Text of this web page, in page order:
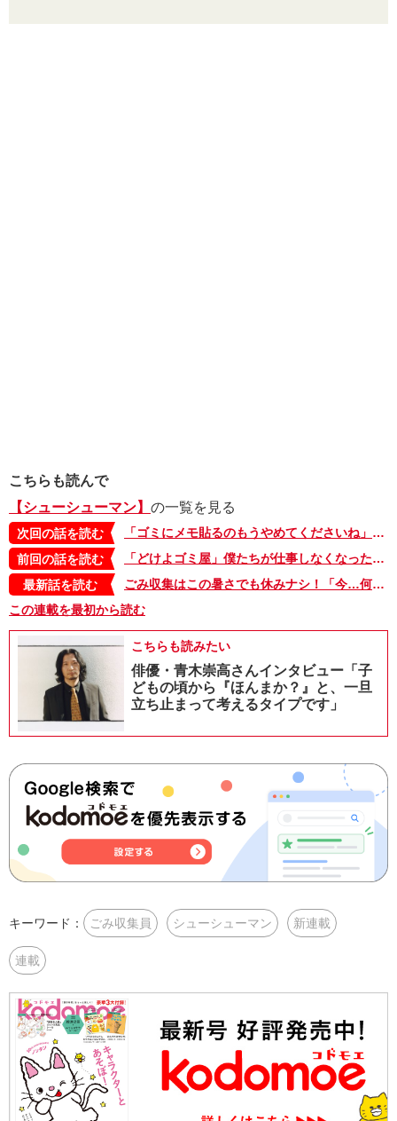
こちらも読んで
【シューシューマン】 の一覧を見る
次回の話を読む
「ゴミにメモ貼るのもうやめてくださいね」ついにメモの謎が明らかに！【シューシューマン・4】
前回の話を読む
「どけよゴミ屋」僕たちが仕事しなくなったら多分みなさん…【シューシューマン・2】
最新話を読む
ごみ収集はこの暑さでも休みナシ！「今…何度だ？」ヤバい…これはマジでヤバい…。“真夏のシューシューマン”篇【シューシューマン・17】
この連載を最初から読む
こちらも読みたい
俳優・青木崇高さんインタビュー「子
どもの頃から『ほんまか？』と、一旦
立ち止まって考えるタイプです」
キーワード： ごみ収集員 シューシューマン 新連載
連載